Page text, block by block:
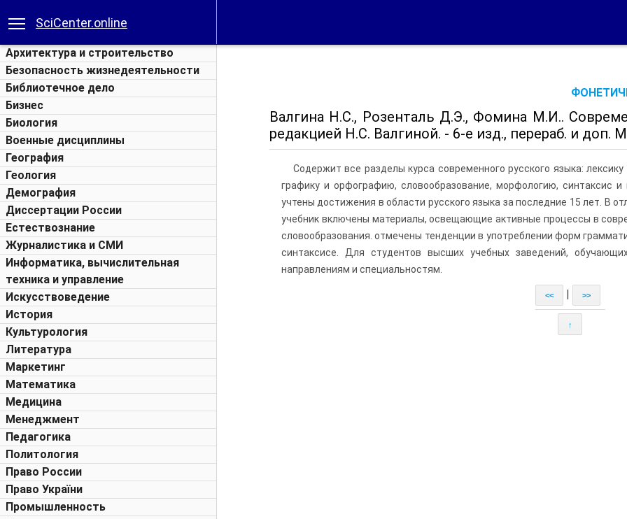
SciCenter.online
Архитектура и строительство
Безопасность жизнедеятельности
Библиотечное дело
Бизнес
Биология
Военные дисциплины
География
Геология
Демография
Диссертации России
Естествознание
Журналистика и СМИ
Информатика, вычислительная
техника и управление
Искусствоведение
История
Культурология
Литература
Маркетинг
Математика
Медицина
Менеджмент
Педагогика
Политология
Право России
Право України
Промышленность
Валгина Н.С., Розенталь Д.Э., Фомина М.И..
редакцией Н.С. Валгиной. - 6-е изд., перераб. и доп.
Содержит все разделы курса современного русского языка:
графику и орфографию, словообразование, морфологию, синтаксис
учтены достижения в области русского языка за последние 15 лет. В
учебник включены материалы, освещающие активные процессы в
словообразования. отмечены тенденции в употреблении форм
синтаксисе. Для студентов высших учебных заведений,
направлениям и специальностям.
<< >>
↑